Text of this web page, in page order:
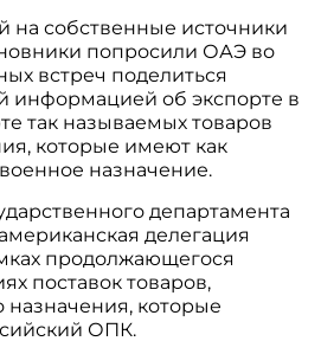
на собственные источники
попросили ОАЭ во
встреч поделиться
информацией об экспорте в
так называемых товаров
которые имеют как
назначение.
департамента
делегация
продолжающегося
поставок товаров,
назначения, которые
ОПК.